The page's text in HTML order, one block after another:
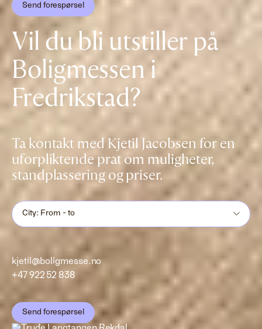
Send forespørsel
Vil du bli utstiller på
Boligmessen i
Fredrikstad?
Ta kontakt med Kjetil Jacobsen for en
uforpliktende prat om muligheter,
standplassering og priser.
City: From - to
kjetil@boligmesse.no
+47 922 52 838
Send forespørsel